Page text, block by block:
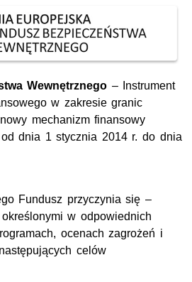
Wewnętrznego – Instrument
w zakresie granic
mechanizm finansowy
dnia 1 stycznia 2014 r. do dnia
Fundusz przyczynia się –
w odpowiednich
ocenach zagrożeń i
celów